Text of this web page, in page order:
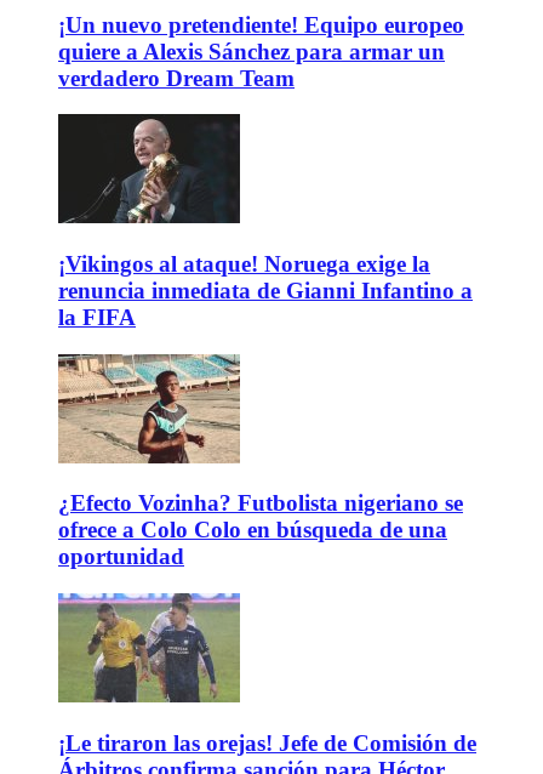
¡Un nuevo pretendiente! Equipo europeo
quiere a Alexis Sánchez para armar un
verdadero Dream Team
¡Vikingos al ataque! Noruega exige la
renuncia inmediata de Gianni Infantino a
la FIFA
¿Efecto Vozinha? Futbolista nigeriano se
ofrece a Colo Colo en búsqueda de una
oportunidad
¡Le tiraron las orejas! Jefe de Comisión de